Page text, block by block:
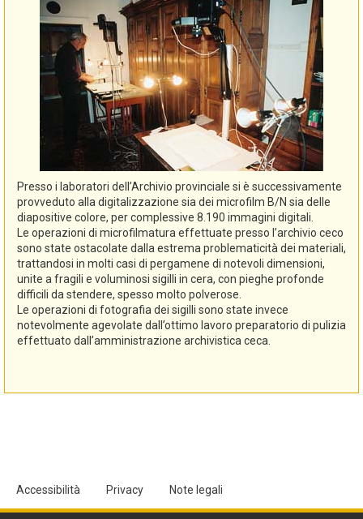
Presso i laboratori dell’Archivio provinciale si è successivamente
provveduto alla digitalizzazione sia dei microfilm B/N sia delle
diapositive colore, per complessive 8.190 immagini digitali.
Le operazioni di microfilmatura effettuate presso l’archivio ceco
sono state ostacolate dalla estrema problematicità dei materiali,
trattandosi in molti casi di pergamene di notevoli dimensioni,
unite a fragili e voluminosi sigilli in cera, con pieghe profonde
difficili da stendere, spesso molto polverose.
Le operazioni di fotografia dei sigilli sono state invece
notevolmente agevolate dall’ottimo lavoro preparatorio di pulizia
effettuato dall’amministrazione archivistica ceca.
Accessibilità Privacy Note legali